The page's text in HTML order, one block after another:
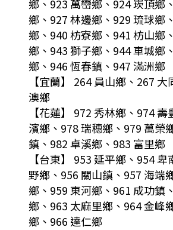
鄉、923 萬巒鄉、924 崁頂鄉
鄉、927 林邊鄉、929 琉球鄉
鄉、940 枋寮鄉、941 枋山鄉
鄉、943 獅子鄉、944 車城鄉
鄉、946 恆春鎮、947 滿洲鄉
【宜蘭】 264 員山鄉、267
澳鄉
【花蓮】 972 秀林鄉、974
濱鄉、978 瑞穗鄉、979 萬榮
鎮、982 卓溪鄉、983 富里鄉
【台東】 953 延平鄉、954
野鄉、956 關山鎮、957 海端
鄉、959 東河鄉、961 成功鎮
鄉、963 太麻里鄉、964 金峰
鄉、966 達仁鄉